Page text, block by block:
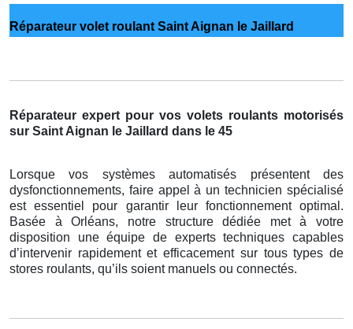
Réparateur volet roulant Saint Aignan le Jaillard
Réparateur expert pour vos volets roulants motorisés
sur Saint Aignan le Jaillard dans le 45
Lorsque vos systèmes automatisés présentent des
dysfonctionnements, faire appel à un technicien spécialisé
est essentiel pour garantir leur fonctionnement optimal.
Basée à Orléans, notre structure dédiée met à votre
disposition une équipe de experts techniques capables
d’intervenir rapidement et efficacement sur tous types de
stores roulants, qu’ils soient manuels ou connectés.